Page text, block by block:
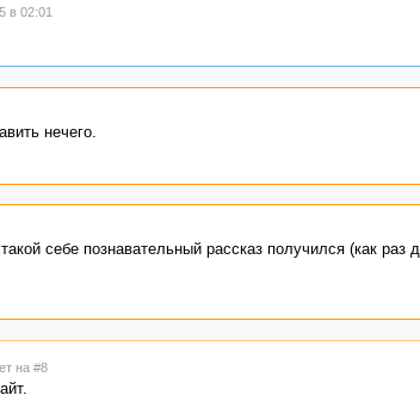
в 02:01
нечего.
себе познавательный рассказ получился (как раз
на #8